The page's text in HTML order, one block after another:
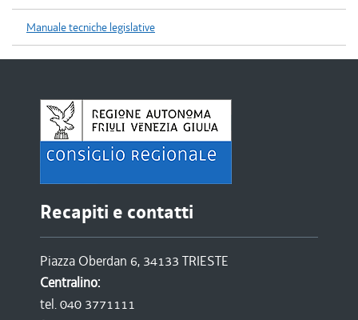
Manuale tecniche legislative
Recapiti e contatti
Piazza Oberdan 6, 34133 TRIESTE
Centralino:
tel. 040 3771111